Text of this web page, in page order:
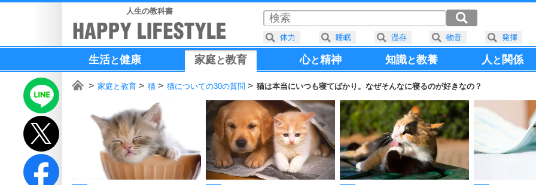
人生の教科書
生活と健康 家庭と教育 心と精神 知識と教養 人と 関係
家庭と教育 猫 猫についての30の質問 猫は本当にいつも寝てばかり。なぜそんなに寝るのが好きなの？
体力 睡眠 温存 物音 発揮